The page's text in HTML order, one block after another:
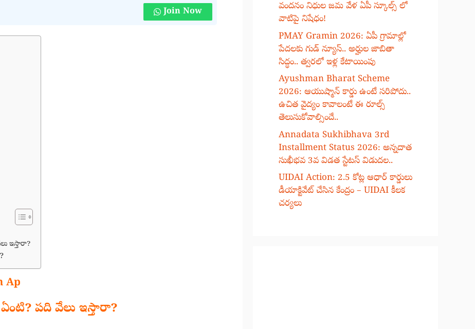
Join Now
ఇస్తారా?
Ap
ఏంటి? పది వేలు ఇస్తారా?
వందనం నిధుల జమ వేళ ఏపీ స్కూల్స్ లో
వాటిపై నిషేధం!
PMAY Gramin 2026: ఏపీ గ్రామాల్లో
పేదలకు గుడ్ న్యూస్.. అర్హుల జాబితా
సిద్ధం.. త్వరలో ఇళ్ల కేటాయింపు
Ayushman Bharat Scheme
2026: ఆయుష్మాన్ కార్డు ఉంటే సరిపోదు..
ఉచిత వైద్యం కావాలంటే ఈ రూల్స్
తెలుసుకోవాల్సిందే..
Annadata Sukhibhava 3rd
Installment Status 2026: అన్నదాత
సుఖీభవ 3వ విడత స్టేటస్ విడుదల..
UIDAI Action: 2.5 కోట్ల ఆధార్ కార్డులు
డీయాక్టివేట్ చేసిన కేంద్రం – UIDAI కీలక
చర్యలు